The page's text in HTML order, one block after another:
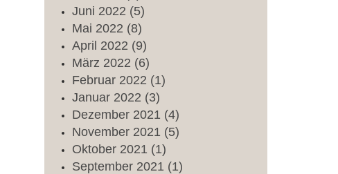
Juni 2022 (5)
Mai 2022 (8)
April 2022 (9)
März 2022 (6)
Februar 2022 (1)
Januar 2022 (3)
Dezember 2021 (4)
November 2021 (5)
Oktober 2021 (1)
September 2021 (1)